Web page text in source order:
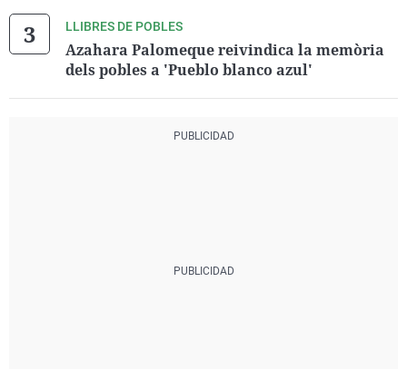
LLIBRES DE POBLES
Azahara Palomeque reivindica la memòria
dels pobles a 'Pueblo blanco azul'